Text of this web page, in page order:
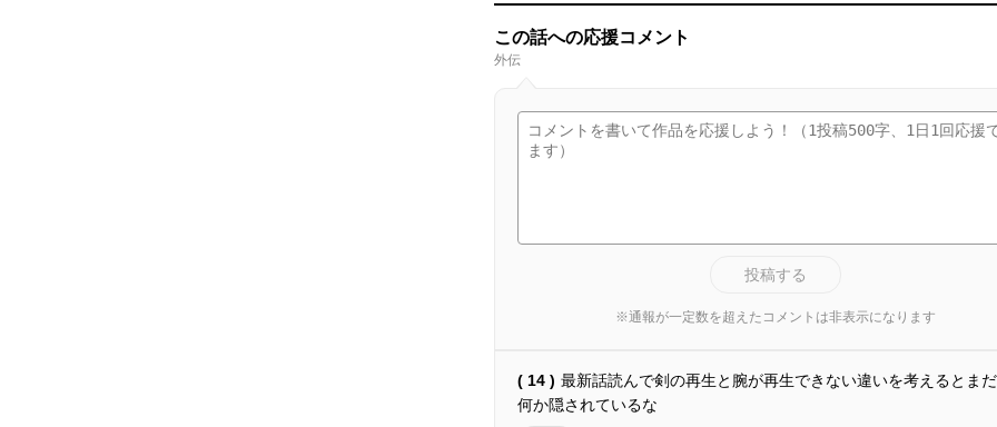
この話への応援コメント
外伝
投稿する
※通報が一定数を超えたコメントは非表示になります
( 14 ) 最新話読んで剣の再生と腕が再生できない違いを考えるとま
何か隠されているな